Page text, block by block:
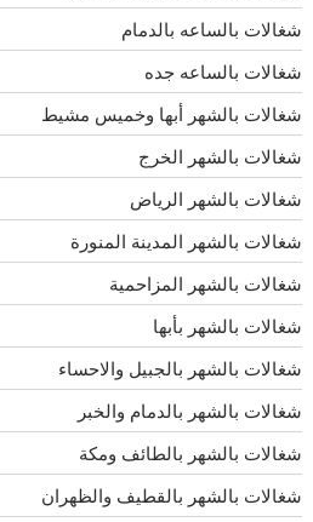
شغالات بالساعه بالدمام
شغالات بالساعه جده
شغالات بالشهر أبها وخميس مشيط
شغالات بالشهر الخرج
شغالات بالشهر الرياض
شغالات بالشهر المدينة المنورة
شغالات بالشهر المزاحمية
شغالات بالشهر بأبها
شغالات بالشهر بالجبيل والاحساء
شغالات بالشهر بالدمام والخبر
شغالات بالشهر بالطائف ومكة
شغالات بالشهر بالقطيف والظهران